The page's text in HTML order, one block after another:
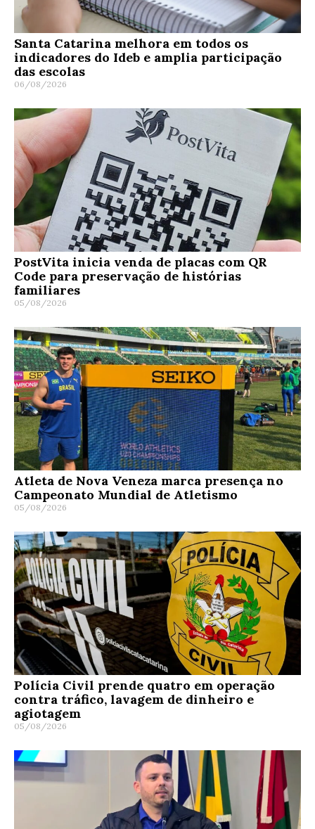
Santa Catarina melhora em todos os
indicadores do Ideb e amplia participação
das escolas
06/08/2026
PostVita inicia venda de placas com QR
Code para preservação de histórias
familiares
05/08/2026
Atleta de Nova Veneza marca presença no
Campeonato Mundial de Atletismo
05/08/2026
Polícia Civil prende quatro em operação
contra tráfico, lavagem de dinheiro e
agiotagem
05/08/2026